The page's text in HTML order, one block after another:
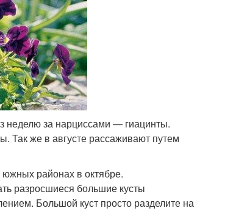
неделю за нарциссами — гиацинты.
Так же в августе рассаживают путем
районах в октябре.
разросшиеся большие кусты
Большой куст просто разделите на